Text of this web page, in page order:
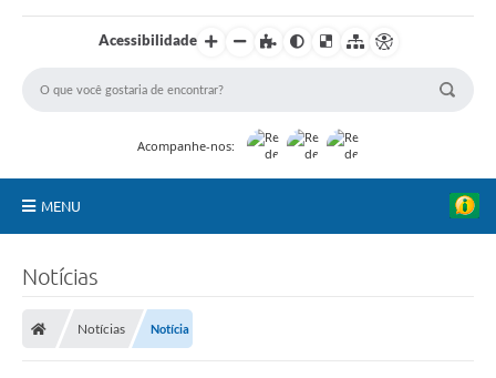
Acessibilidade
Acompanhe-nos:
MENU
Notícias
Notícias Notícia